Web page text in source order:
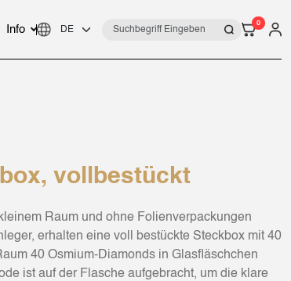
Info
0
vollbestückt
Raum und ohne Folienverpackungen
erhalten eine voll bestückte Steckbox mit 40
40 Osmium-Diamonds in Glasfläschchen
ist auf der Flasche aufgebracht, um die klare